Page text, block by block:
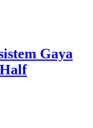
Gaya